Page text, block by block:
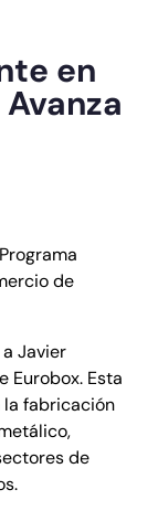
en
de
Javier
Eurobox. Esta
la fabricación
de